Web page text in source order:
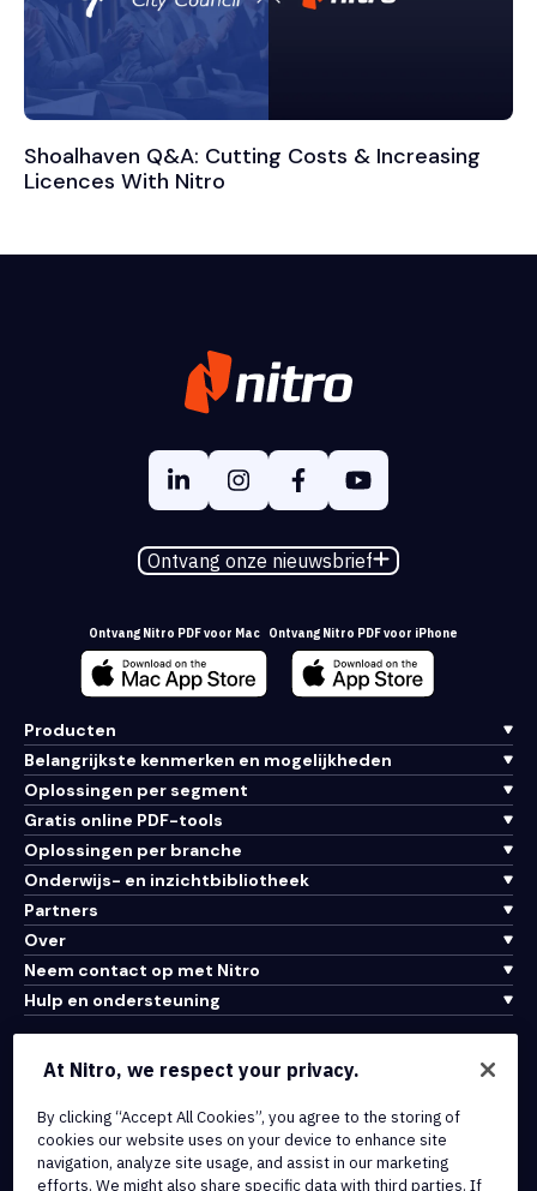
Shoalhaven Q&A: Cutting Costs & Increasing
Licences With Nitro
Ontvang onze nieuwsbrief
Ontvang Nitro PDF voor Mac Ontvang Nitro PDF voor iPhone
Producten
Belangrijkste kenmerken en mogelijkheden
Oplossingen per segment
Gratis online PDF-tools
Oplossingen per branche
Onderwijs- en inzichtbibliotheek
Partners
Over
Neem contact op met Nitro
Hulp en ondersteuning
Integraties en API-connectiviteit
Cookiebeleid
Copyrightbeleid
Alle voorwaarden en beleidsmaatregelen
At Nitro, we respect your privacy.
By clicking “Accept All Cookies”, you agree to the storing of
cookies our website uses on your device to enhance site
navigation, analyze site usage, and assist in our marketing
efforts. We might also share specific data with third parties. If